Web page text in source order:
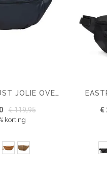
BURKELY JUST JOLIE OVERSIZED BUMBAG
€ 119,95
korting
€